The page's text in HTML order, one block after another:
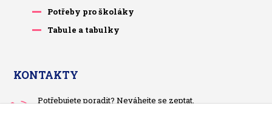
Potřeby pro školáky
Tabule a tabulky
KONTAKTY
Potřebujete poradit? Neváhejte se zeptat.